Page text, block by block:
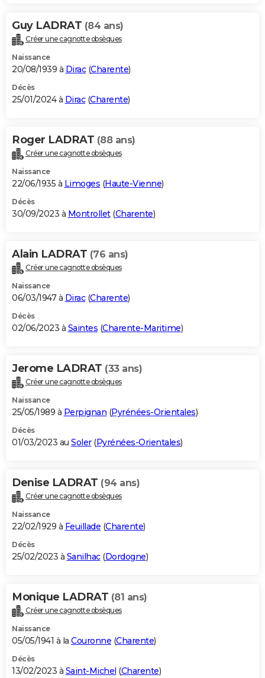
Guy LADRAT (84 ans)
Créer une cagnotte obsèques
Naissance
20/08/1939 à Dirac(Charente)
Décès
25/01/2024 à Dirac(Charente)
Roger LADRAT (88 ans)
Créer une cagnotte obsèques
Naissance
22/06/1935 à Limoges (Haute-Vienne)
Décès
30/09/2023 à Montrollet(Charente)
Alain LADRAT (76 ans)
Créer une cagnotte obsèques
Naissance
06/03/1947 à Dirac(Charente)
Décès
02/06/2023 à Saintes (Charente-Maritime)
Jerome LADRAT (33 ans)
Créer une cagnotte obsèques
Naissance
25/05/1989 à Perpignan (Pyrénées-Orientales)
Décès
01/03/2023 au Soler(Pyrénées-Orientales)
Denise LADRAT (94 ans)
Créer une cagnotte obsèques
Naissance
22/02/1929 à Feuillade (Charente)
Décès
25/02/2023 à Sanilhac(Dordogne)
Monique LADRAT (81 ans)
Créer une cagnotte obsèques
Naissance
05/05/1941 à la Couronne (Charente)
Décès
13/02/2023 à Saint-Michel (Charente)